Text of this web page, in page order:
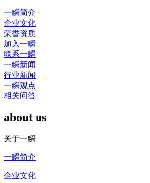
一瞬简介
企业文化
荣誉资质
加入一瞬
联系一瞬
一瞬新闻
行业新闻
一瞬观点
相关问答
about us
关于一瞬
一瞬简介
企业文化